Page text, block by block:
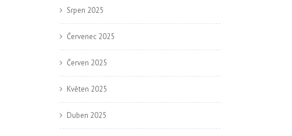
Srpen 2025
Červenec 2025
Červen 2025
Květen 2025
Duben 2025